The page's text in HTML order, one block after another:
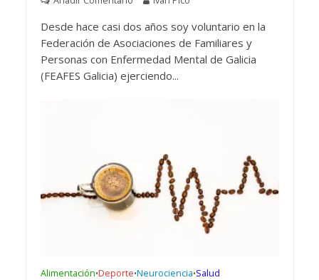
Desde hace casi dos años soy voluntario en la
Federación de Asociaciones de Familiares y
Personas con Enfermedad Mental de Galicia
(FEAFES Galicia) ejerciendo...
Alimentación•Deporte•Neurociencia•Salud